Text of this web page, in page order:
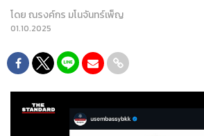
โดยณรงค์กร มโนจันทร์เพ็ญ
01.10.2025